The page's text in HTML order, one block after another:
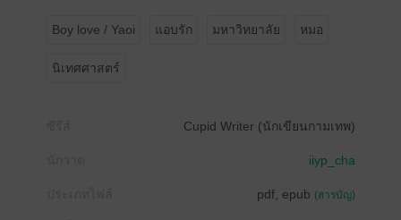
Boy love / Yaoi แอบรัก มหาวิทยาลัย หมอ
นิเทศศาสตร์
Cupid Writer (นักเขียนกามเทพ)
iiyp_cha
pdf, epub (สารบัญ)